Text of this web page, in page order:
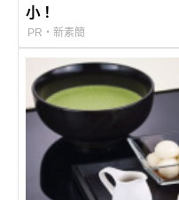
小！
PR・新素簡